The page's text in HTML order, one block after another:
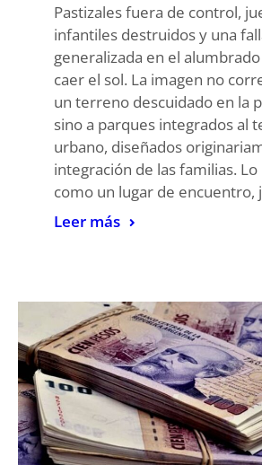
Pastizales fuera de control,
infantiles destruidos y una
generalizada en el
caer el sol. La imagen no
un terreno descuidado en la
sino a parques integrados al
urbano, diseñados
integración de las familias.
como un lugar de encuentro,
Leer más